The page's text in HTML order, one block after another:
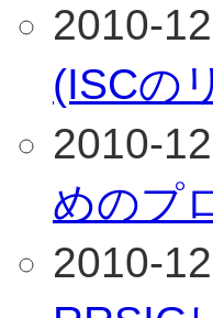
2010-
(ISCの
2010-
めのプ
2010-